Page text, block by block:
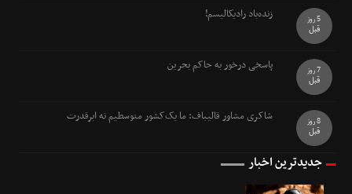
زنده‌باد رادیکالیسم!
5 روز
قبل
پاسخی درخور به حاکم بحرین
7 روز
قبل
شاکری مشاور قالیباف: ما یک‌کشور متوسطیم نه ابرقدرت
8 روز
قبل
جدیدترین اخبار